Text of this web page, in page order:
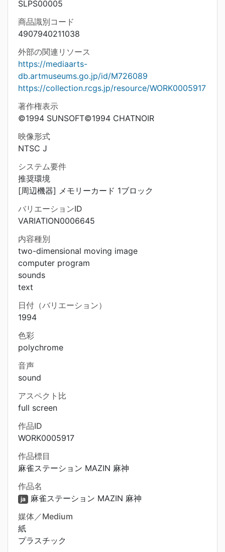
SLPS00005
商品識別コード
4907940211038
外部の関連リソース
https://mediaarts-
db.artmuseums.go.jp/id/M726089
https://collection.rcgs.jp/resource/WORK0005917
著作権表示
©1994 SUNSOFT©1994 CHATNOIR
映像形式
NTSC J
システム要件
推奨環境
[周辺機器] メモリーカード 1ブロック
バリエーションID
VARIATION0006645
内容種別
two-dimensional moving image
computer program
sounds
text
日付（バリエーション）
1994
色彩
polychrome
音声
sound
アスペクト比
full screen
作品ID
WORK0005917
作品標目
麻雀ステーション MAZIN 麻神
作品名
ja 麻雀ステーション MAZIN 麻神
媒体／Medium
紙
プラスチック